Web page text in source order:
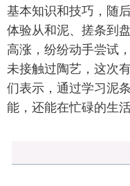
基本知识和技巧，随
体验从和泥、搓条到
高涨，纷纷动手尝试
未接触过陶艺，这次
们表示，通过学习泥
能，还能在忙碌的生